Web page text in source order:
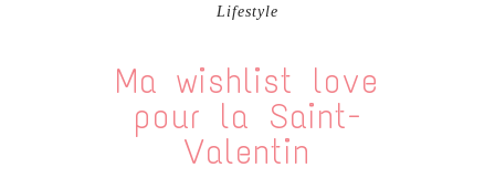
Lifestyle
Ma wishlist love
pour la Saint-
Valentin